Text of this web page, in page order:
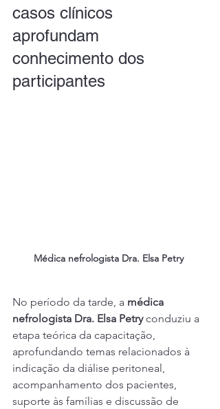
casos clínicos
aprofundam
conhecimento dos
participantes
Médica nefrologista Dra. Elsa Petry
No período da tarde, a médica
nefrologista Dra. Elsa Petry conduziu a
etapa teórica da capacitação,
aprofundando temas relacionados à
indicação da diálise peritoneal,
acompanhamento dos pacientes,
suporte às famílias e discussão de